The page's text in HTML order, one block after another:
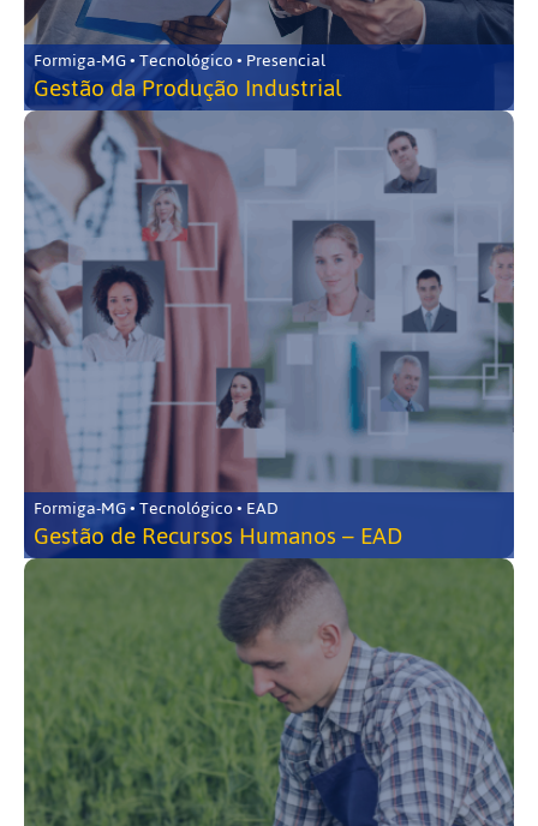
Formiga-MG • Tecnológico • Presencial
Gestão da Produção Industrial
Formiga-MG • Tecnológico • EAD
Gestão de Recursos Humanos – EAD